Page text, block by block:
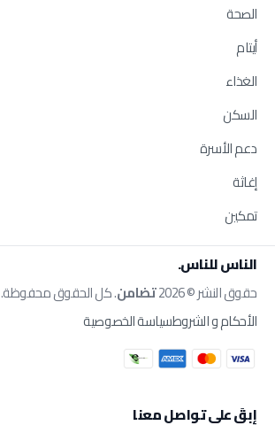
الصحة
أيتام
الغذاء
السكن
دعم الأسرة
إغاثة
تمكين
الناس للناس.
حقوق النشر © 2026 تضامن. كل الحقوق محفوظة.
الأحكام و الشروطسياسة الخصوصية
إبقَ على تواصل معنا